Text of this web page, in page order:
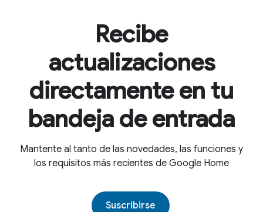
Recibe
actualizaciones
directamente en tu
bandeja de entrada
Mantente al tanto de las novedades, las funciones y
los requisitos más recientes de Google Home
Suscribirse